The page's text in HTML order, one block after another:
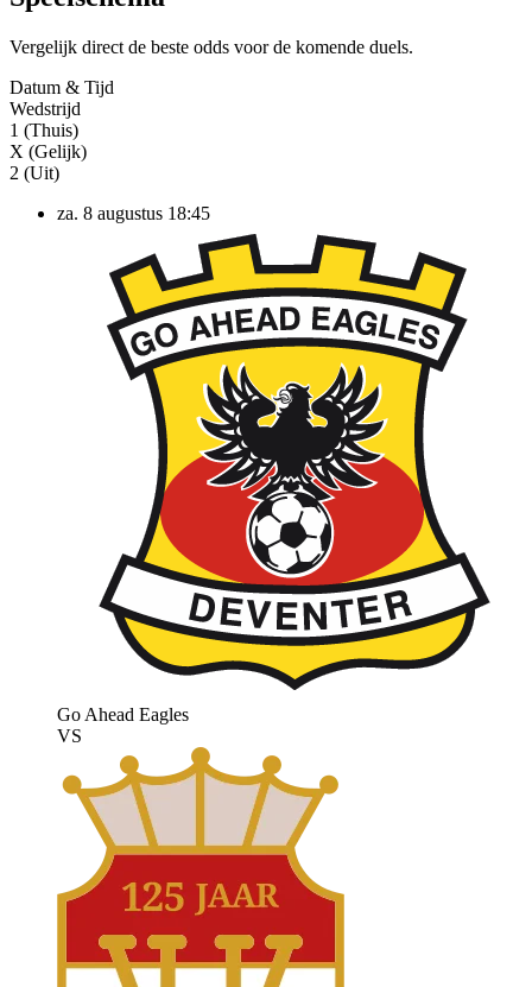
Vergelijk direct de beste odds voor de komende duels.
Datum & Tijd
Wedstrijd
1 (Thuis)
X (Gelijk)
2 (Uit)
za. 8 augustus 18:45
Go Ahead Eagles
VS